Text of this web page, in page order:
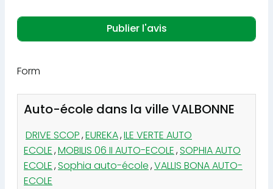
Form
Auto-école dans la ville VALBONNE
DRIVE SCOP,EUREKA,ILE VERTE AUTO
ECOLE,MOBILIS 06 II AUTO-ECOLE,SOPHIA AUTO
ECOLE,Sophia auto-école,VALLIS BONA AUTO-
ECOLE